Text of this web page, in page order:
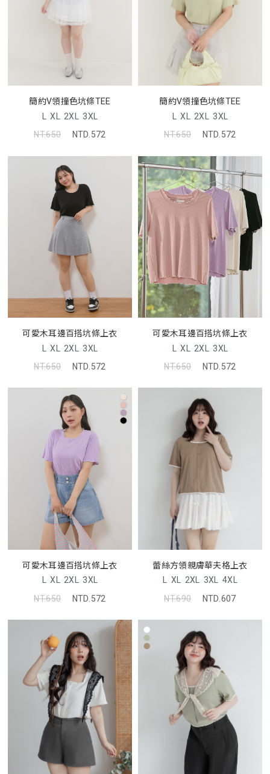
簡約V領撞色坑條TEE
L XL 2XL 3XL
NT.650
NTD.572
簡約V領撞色坑條TEE
L XL 2XL 3XL
NT.650
NTD.572
可愛木耳邊百搭坑條上衣
L XL 2XL 3XL
NT.650
NTD.572
可愛木耳邊百搭坑條上衣
L XL 2XL 3XL
NT.650
NTD.572
可愛木耳邊百搭坑條上衣
L XL 2XL 3XL
NT.650
NTD.572
蕾絲方領親膚華夫格上衣
L XL 2XL 3XL 4XL
NT.690
NTD.607